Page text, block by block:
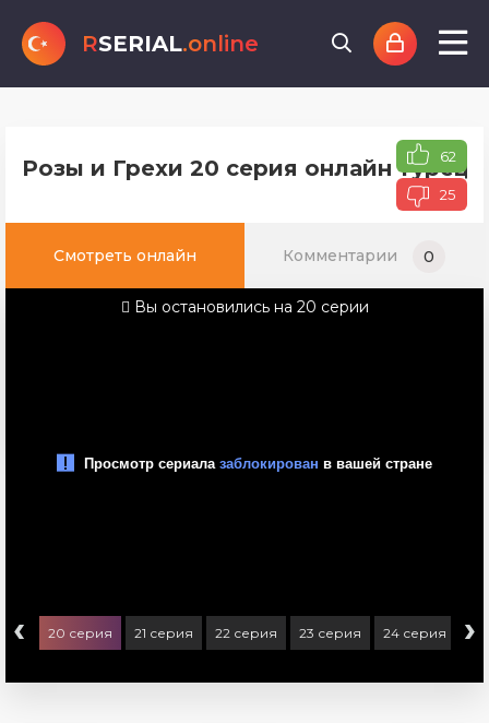
RSERIAL.online
Розы и Грехи 20 серия онлайн 62
25
Смотреть онлайн Комментарии 0
Вы остановились на 20 серии
‹ 20 серия 21 серия 22 серия 23 серия 24 серия 25
›